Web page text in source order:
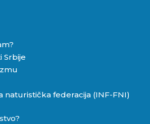
Srbije
naturistička federacija (INF-FNI)